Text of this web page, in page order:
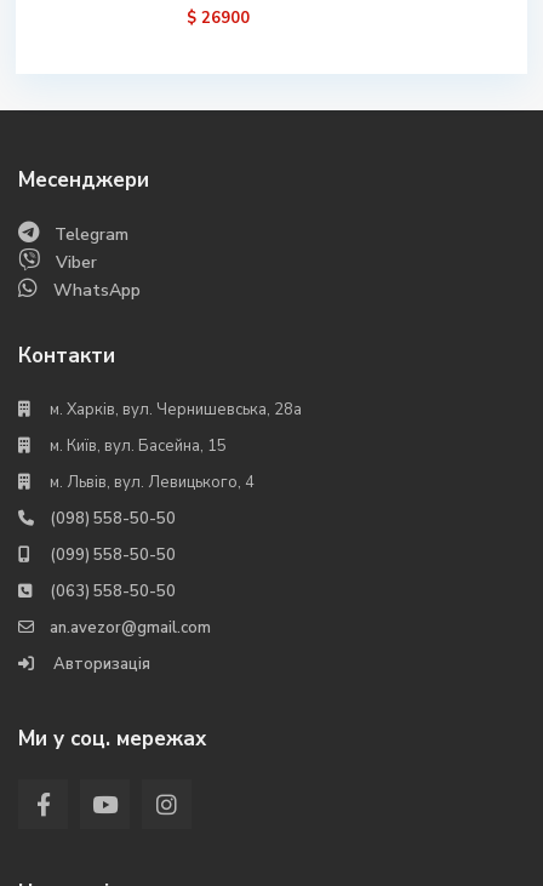
$ 26900
Месенджери
Telegram
Viber
WhatsApp
Контакти
м. Харків, вул. Чернишевська, 28а
м. Київ, вул. Басейна, 15
м. Львів, вул. Левицького, 4
(098) 558-50-50
(099) 558-50-50
(063) 558-50-50
an.avezor@gmail.com
Авторизація
Ми у соц. мережах